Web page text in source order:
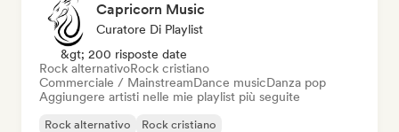
Capricorn Music
Curatore Di Playlist
&gt; 200 risposte date
Rock alternativoRock cristiano
Commerciale / MainstreamDance musicDanza pop
Aggiungere artisti nelle mie playlist più seguite
Rock alternativo
Rock cristiano